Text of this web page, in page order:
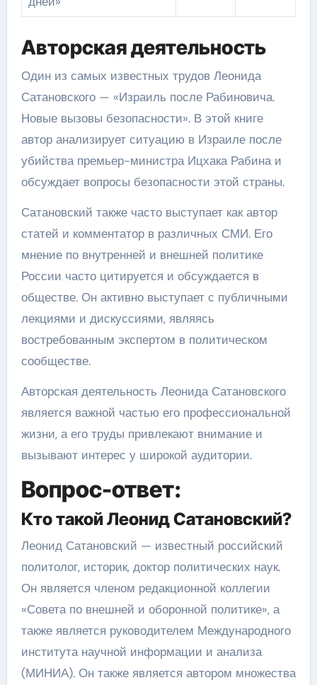
Авторская деятельность
Один из самых известных трудов Леонида
Сатановского — «Израиль после Рабиновича.
Новые вызовы безопасности». В этой книге
автор анализирует ситуацию в Израиле после
убийства премьер-министра Ицхака Рабина и
обсуждает вопросы безопасности этой страны.
Сатановский также часто выступает как автор
статей и комментатор в различных СМИ. Его
мнение по внутренней и внешней политике
России часто цитируется и обсуждается в
обществе. Он активно выступает с публичными
лекциями и дискуссиями, являясь
востребованным экспертом в политическом
сообществе.
Авторская деятельность Леонида Сатановского
является важной частью его профессиональной
жизни, а его труды привлекают внимание и
вызывают интерес у широкой аудитории.
Вопрос-ответ:
Кто такой Леонид Сатановский?
Леонид Сатановский — известный российский
политолог, историк, доктор политических наук.
Он является членом редакционной коллегии
«Совета по внешней и оборонной политике», а
также является руководителем Международного
института научной информации и анализа
(МИНИА). Он также является автором множества